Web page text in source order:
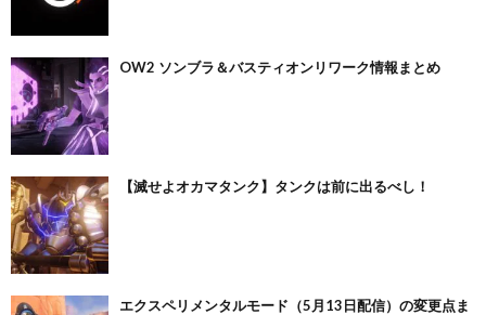
OW2 ソンブラ＆バスティオンリワーク情報まとめ
【滅せよオカマタンク】タンクは前に出るべし！
エクスペリメンタルモード（5月13日配信）の変更点ま